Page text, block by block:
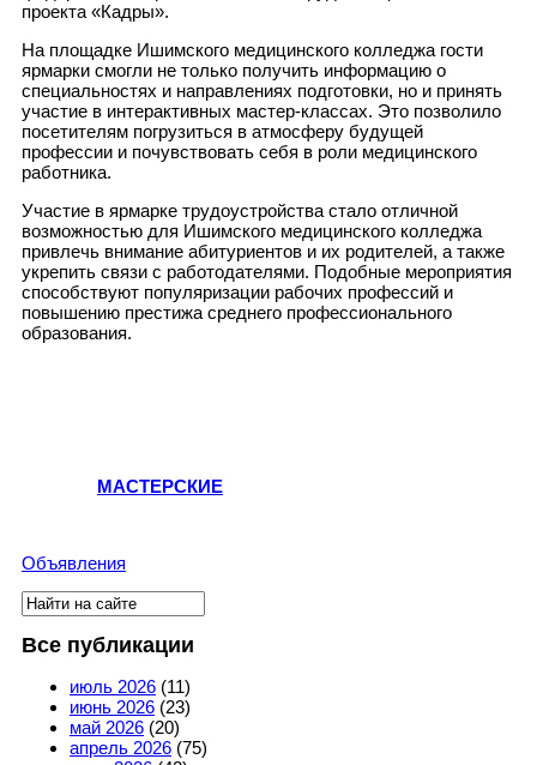
проекта «Кадры».
На площадке Ишимского медицинского колледжа гости
ярмарки смогли не только получить информацию о
специальностях и направлениях подготовки, но и принять
участие в интерактивных мастер-классах. Это позволило
посетителям погрузиться в атмосферу будущей
профессии и почувствовать себя в роли медицинского
работника.
Участие в ярмарке трудоустройства стало отличной
возможностью для Ишимского медицинского колледжа
привлечь внимание абитуриентов и их родителей, а также
укрепить связи с работодателями. Подобные мероприятия
способствуют популяризации рабочих профессий и
повышению престижа среднего профессионального
образования.
МАСТЕРСКИЕ
Объявления
Форма поиска
Поиск
Все публикации
июль 2026 (11)
июнь 2026 (23)
май 2026 (20)
апрель 2026 (75)